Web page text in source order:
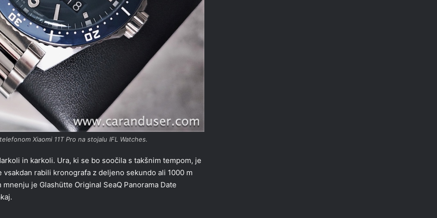
Xiaomi 11T Pro na stojalu IFL Watches.
in karkoli. Ura, ki se bo soočila s takšnim tempom, je
rabili kronografa z deljeno sekundo ali 1000 m
je Glashütte Original SeaQ Panorama Date